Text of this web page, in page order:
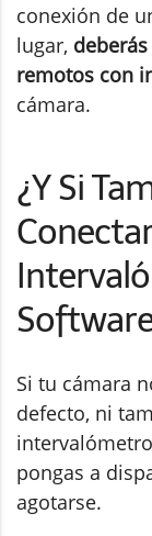
conexión de
lugar,
remotos con
cámara.
¿Y Si
Si tu cámara
defecto, ni
pongas a
agotarse.